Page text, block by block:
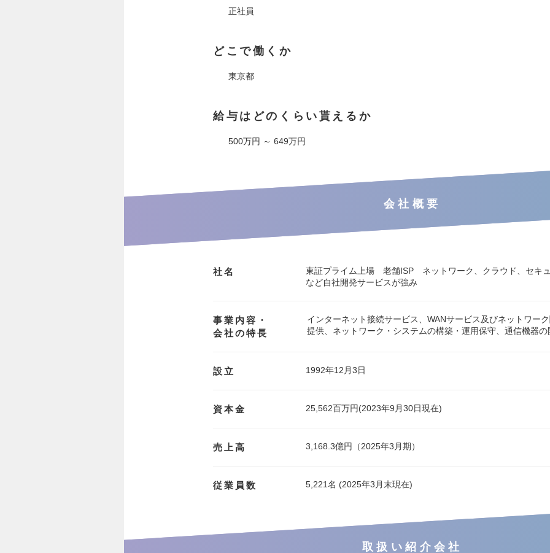
正社員
どこで働くか
東京都
給与はどのくらい貰えるか
500万円 ～ 649万円
会社概要
社名
東証プライム上場 老舗ISP ネットワーク、クラウド、セキ
など自社開発サービスが強み
事業内容・
会社の特長
インターネット接続サービス、WANサービス及びネットワー
提供、ネットワーク・システムの構築・運用保守、通信機器
設立 1992年12月3日
資本金 25,562百万円(2023年9月30日現在)
売上高 3,168.3億円（2025年3月期）
従業員数 5,221名 (2025年3月末現在)
取扱い紹介会社